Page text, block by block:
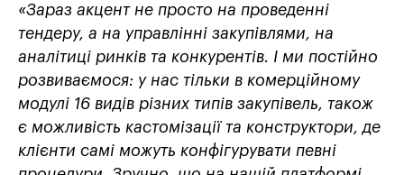
«Зараз акцент не просто на проведенні
тендеру, а на управлінні закупівлями, на
аналітиці ринків та конкурентів. І ми постійно
розвиваємося: у нас тільки в комерційному
модулі 16 видів різних типів закупівель, також
є можливість кастомізації та конструктори, де
клієнти самі можуть конфігурувати певні